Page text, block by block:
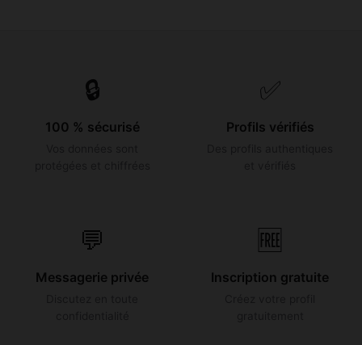
🔒
100 % sécurisé
✅
Profils vérifiés
💬
Messagerie privée
🆓
Inscription gratuite